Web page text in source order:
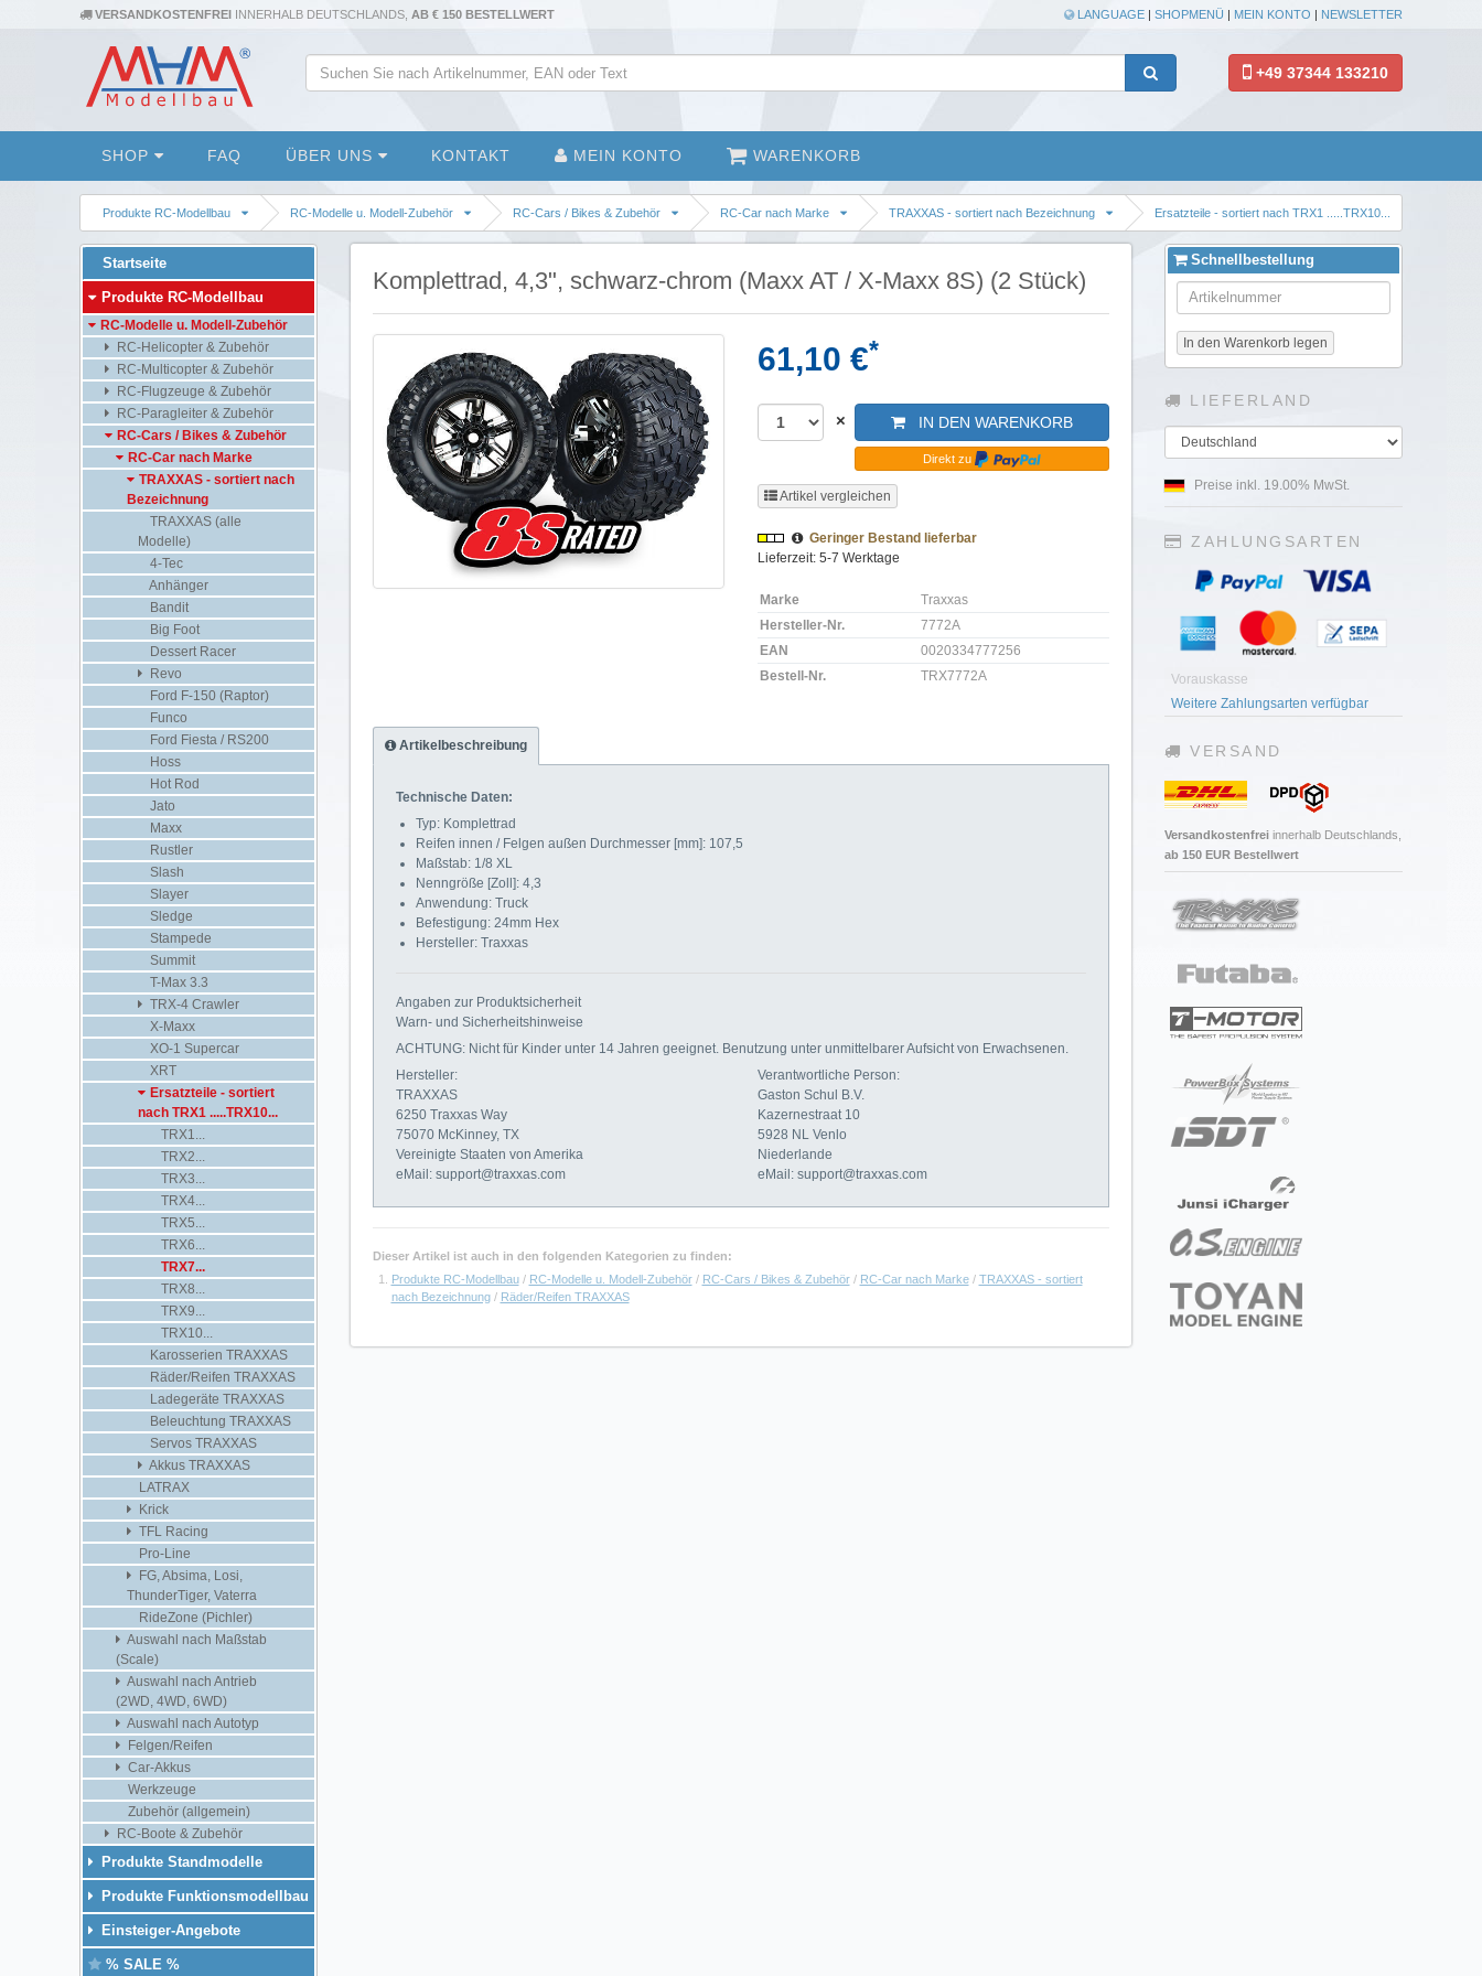
VERSANDKOSTENFREI INNERHALB DEUTSCHLANDS, AB € 150 BESTELLWERT LANGUAGE | SHOPMENÜ | MEIN KONTO | NEWSLETTER
+49 37344 133210
SHOP FAQ ÜBER UNS KONTAKT MEIN KONTO WARENKORB
Produkte RC-Modellbau RC-Modelle u. Modell-Zubehör RC-Cars / Bikes & Zubehör RC-Car nach Marke TRAXXAS - sortiert nach Bezeichnung Ersatzteile - sortiert nach TRX1 .....TRX10...
Komplettrad, 4,3", schwarz-chrom (Maxx AT / X-Maxx 8S) (2 Stück)
61,10 €*
× IN DEN WARENKORB
Direkt zu
Artikel vergleichen
Geringer Bestand lieferbar
Lieferzeit: 5-7 Werktage
Marke
Traxxas
Hersteller-Nr.
7772A
EAN
0020334777256
Bestell-Nr.
TRX7772A
Artikelbeschreibung
Technische Daten:
Typ: Komplettrad
Reifen innen / Felgen außen Durchmesser [mm]: 107,5
Maßstab: 1/8 XL
Nenngröße [Zoll]: 4,3
Anwendung: Truck
Befestigung: 24mm Hex
Hersteller: Traxxas
Angaben zur Produktsicherheit
Warn- und Sicherheitshinweise
ACHTUNG: Nicht für Kinder unter 14 Jahren geeignet. Benutzung unter unmittelbarer Aufsicht von Erwachsenen.
Hersteller:
TRAXXAS
6250 Traxxas Way
75070 McKinney, TX
Vereinigte Staaten von Amerika
eMail: support@traxxas.com
Verantwortliche Person:
Gaston Schul B.V.
Kazernestraat 10
5928 NL Venlo
Niederlande
eMail: support@traxxas.com
Dieser Artikel ist auch in den folgenden Kategorien zu finden:
Produkte RC-Modellbau/ RC-Modelle u. Modell-Zubehör/ RC-Cars / Bikes & Zubehör/ RC-Car nach Marke/ TRAXXAS - sortiert
nach Bezeichnung/ Räder/Reifen TRAXXAS
Startseite
Produkte RC-Modellbau
RC-Modelle u. Modell-Zubehör
RC-Helicopter & Zubehör
RC-Multicopter & Zubehör
RC-Flugzeuge & Zubehör
RC-Paragleiter & Zubehör
RC-Cars / Bikes & Zubehör
RC-Car nach Marke
TRAXXAS - sortiert nach
Bezeichnung
TRAXXAS (alle
Modelle)
4-Tec
Anhänger
Bandit
Big Foot
Dessert Racer
Revo
Ford F-150 (Raptor)
Funco
Ford Fiesta / RS200
Hoss
Hot Rod
Jato
Maxx
Rustler
Slash
Slayer
Sledge
Stampede
Summit
T-Max 3.3
TRX-4 Crawler
X-Maxx
XO-1 Supercar
XRT
Ersatzteile - sortiert
nach TRX1 .....TRX10...
TRX1...
TRX2...
TRX3...
TRX4...
TRX5...
TRX6...
TRX7...
TRX8...
TRX9...
TRX10...
Karosserien TRAXXAS
Räder/Reifen TRAXXAS
Ladegeräte TRAXXAS
Beleuchtung TRAXXAS
Servos TRAXXAS
Akkus TRAXXAS
LATRAX
Krick
TFL Racing
Pro-Line
FG, Absima, Losi,
ThunderTiger, Vaterra
RideZone (Pichler)
Auswahl nach Maßstab
(Scale)
Auswahl nach Antrieb
(2WD, 4WD, 6WD)
Auswahl nach Autotyp
Felgen/Reifen
Car-Akkus
Werkzeuge
Zubehör (allgemein)
RC-Boote & Zubehör
Produkte Standmodelle
Produkte Funktionsmodellbau
Einsteiger-Angebote
% SALE %
Schnellbestellung
In den Warenkorb legen
LIEFERLAND
Land
Preise inkl. 19.00% MwSt.
ZAHLUNGSARTEN
Vorauskasse
Weitere Zahlungsarten verfügbar
VERSAND
Versandkostenfrei innerhalb Deutschlands,
ab 150 EUR Bestellwert